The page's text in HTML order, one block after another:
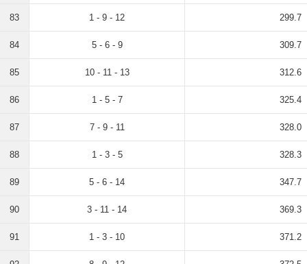
83 1 - 9 - 12 299.7
84 5 - 6 - 9 309.7
85 10 - 11 - 13 312.6
86 1 - 5 - 7 325.4
87 7 - 9 - 11 328.0
88 1 - 3 - 5 328.3
89 5 - 6 - 14 347.7
90 3 - 11 - 14 369.3
91 1 - 3 - 10 371.2